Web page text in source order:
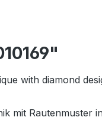
with diamond
mit Rautenmuster